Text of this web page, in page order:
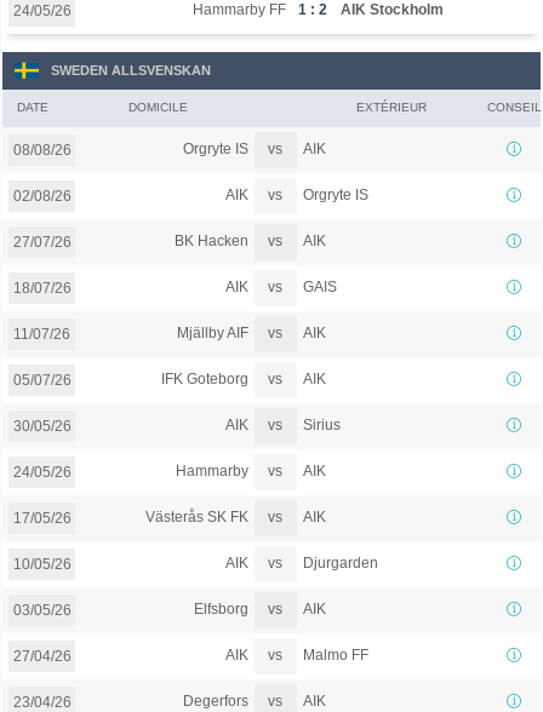
24/05/26 Hammarby FF 1 : 2 AIK Stockholm
SWEDEN ALLSVENSKAN
DATE DOMICILE EXTÉRIEUR CONSEIL
08/08/26 Orgryte IS vs AIK
02/08/26 AIK vs Orgryte IS
27/07/26 BK Hacken vs AIK
18/07/26 AIK vs GAIS
11/07/26 Mjällby AIF vs AIK
05/07/26 IFK Goteborg vs AIK
30/05/26 AIK vs Sirius
24/05/26 Hammarby vs AIK
17/05/26 Västerås SK FK vs AIK
10/05/26 AIK vs Djurgarden
03/05/26 Elfsborg vs AIK
27/04/26 AIK vs Malmo FF
23/04/26 Degerfors vs AIK